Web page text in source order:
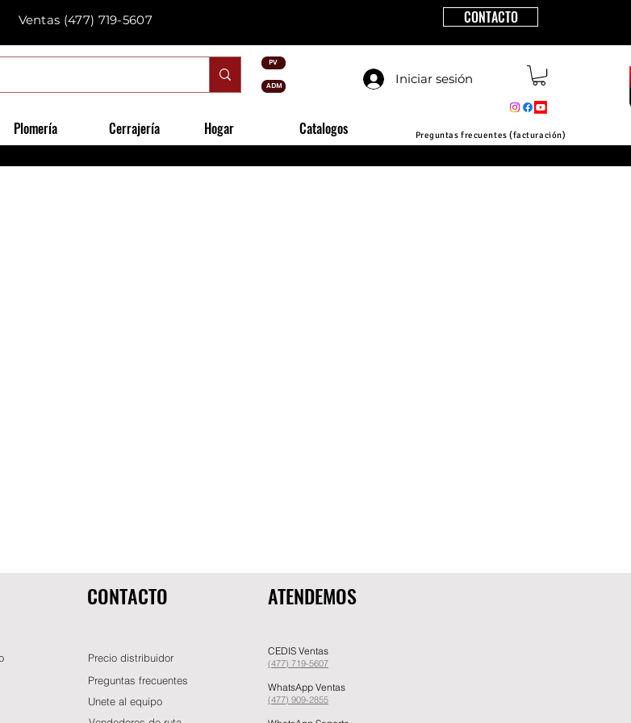
PV
ADM
Ventas (477) 719-5607 CONTACTO
Iniciar sesión
Plomería Cerrajería Hogar Catalogos Preguntas frecuentes (facturación)
CONTACTO
Precio distribuidor
Preguntas frecuentes
Unete al equipo
ATENDEMOS
CEDIS Ventas
(477) 719-5607
WhatsApp Ventas
(477) 909-2855